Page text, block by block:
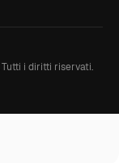
Tutti i diritti riservati.